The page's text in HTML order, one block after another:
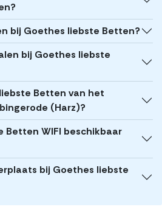
bij Goethes liebste Betten?
bij Goethes liebste
Betten van het
(Harz)?
Betten WIFI beschikbaar
bij Goethes liebste